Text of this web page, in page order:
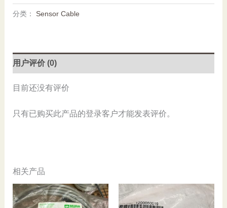
10,
New
量
分类： Sensor Cable
用户评价 (0)
目前还没有评价
只有已购买此产品的登录客户才能发表评价。
相关产品